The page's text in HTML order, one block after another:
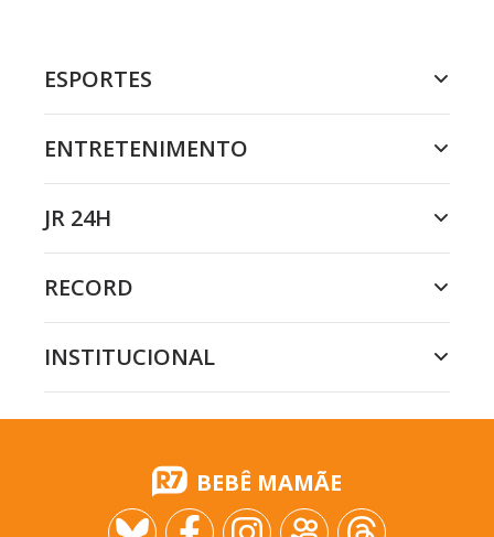
ESPORTES
ENTRETENIMENTO
JR 24H
RECORD
INSTITUCIONAL
BEBÊ MAMÃE